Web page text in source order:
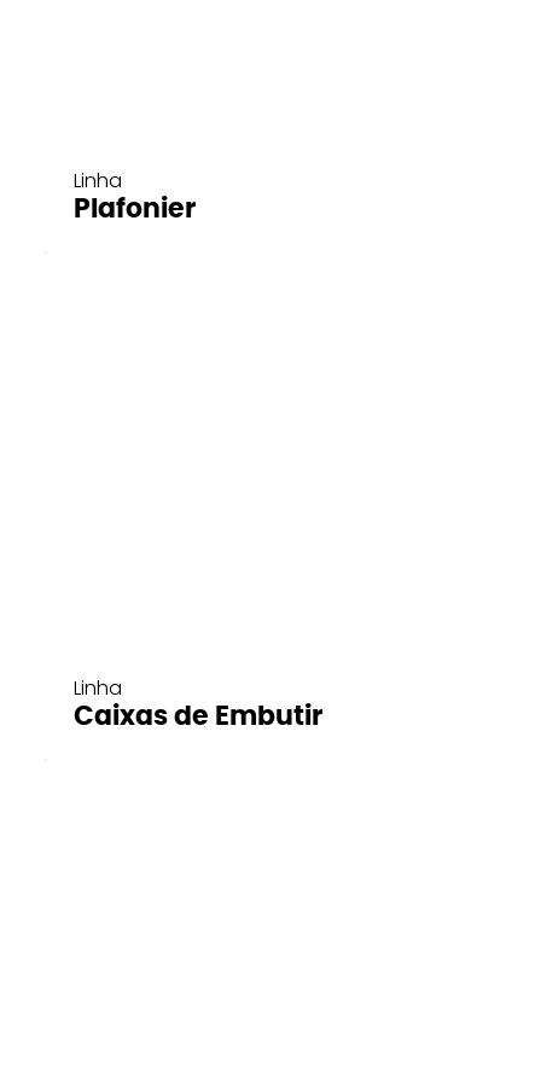
Linha
Plafonier
Linha
Caixas de Embutir